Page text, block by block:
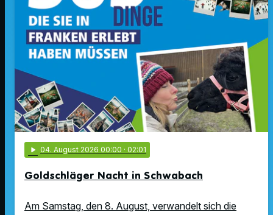
play_arrow 04. August 2026 00:00 · 02:01
Goldschläger Nacht in Schwabach
Am Samstag, den 8. August, verwandelt sich die